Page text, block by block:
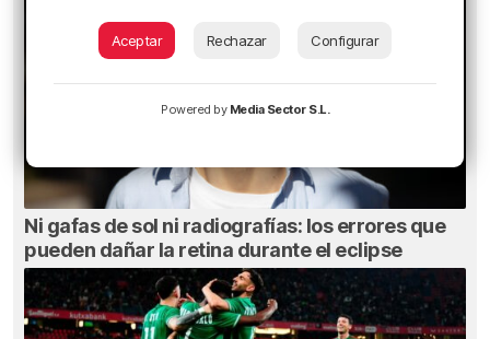
Ni gafas de sol ni radiografías: los errores que
pueden dañar la retina durante el eclipse
Aceptar Rechazar Configurar
Powered by Media Sector S.L.